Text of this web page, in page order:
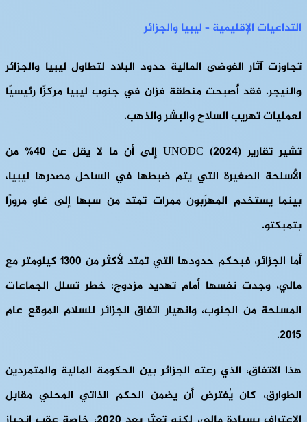
التداعيات الإقليمية – ليبيا والجزائر
تجاوزت آثار الفوضى المالية حدود البلاد لتطاول ليبيا والجزائر
والنيجر. فقد أصبحت منطقة فزان في جنوب ليبيا مركزًا رئيسيًا
لعمليات تهريب السلاح والبشر والذهب.
تشير تقارير UNODC (2024) إلى أن ما لا يقل عن 40% من
الأسلحة الصغيرة التي يتم ضبطها في الساحل مصدرها ليبيا،
بينما يستخدم المهرّبون ممرات تمتد من سبها إلى غاو مرورًا
بتمبكتو.
أما الجزائر، فبحكم حدودها التي تمتد لأكثر من 1300 كيلومتر مع
مالي، وجدت نفسها أمام تهديد مزدوج: خطر تسلل الجماعات
المسلحة من الجنوب، وانهيار اتفاق الجزائر للسلام الموقع عام
2015.
هذا الاتفاق، الذي رعته الجزائر بين الحكومة المالية والمتمردين
الطوارق، كان يُفترض أن يضمن الحكم الذاتي المحلي مقابل